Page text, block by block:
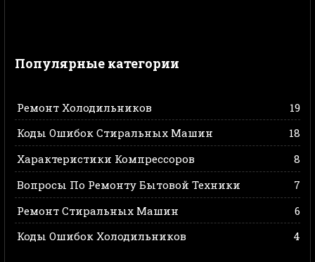
Популярные категории
Ремонт Холодильников
19
Коды Ошибок Стиральных Машин
18
Характеристики Компрессоров
8
Вопросы По Ремонту Бытовой Техники
7
Ремонт Стиральных Машин
6
Коды Ошибок Холодильников
4